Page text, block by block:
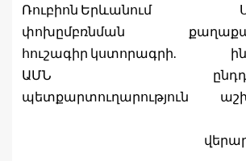
Ռուբիոն Երևանում
փոխըմբռնման
հուշագիր կստորագրի.
ԱՄՆ
պետքարտուղարություն